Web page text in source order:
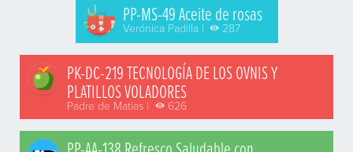
PP-MS-49 Aceite de rosas
Verónica Padilla | 287
PK-DC-219 TECNOLOGÍA DE LOS OVNIS Y
PLATILLOS VOLADORES
Padre de Matias | 626